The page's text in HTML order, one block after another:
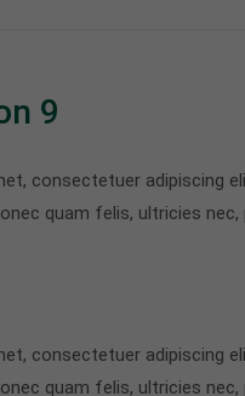
9
consectetuer adipiscing
quam felis, ultricies
consectetuer adipiscing
quam felis, ultricies